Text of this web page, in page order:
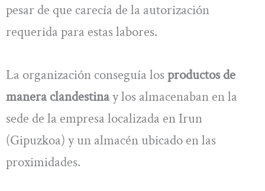
pesar de que carecía de la autorización
requerida para estas labores.
La organización conseguía losproductos de
manera clandestinay los almacenaban en la
sede de la empresa localizada en Irun
(Gipuzkoa) y un almacén ubicado en las
proximidades.